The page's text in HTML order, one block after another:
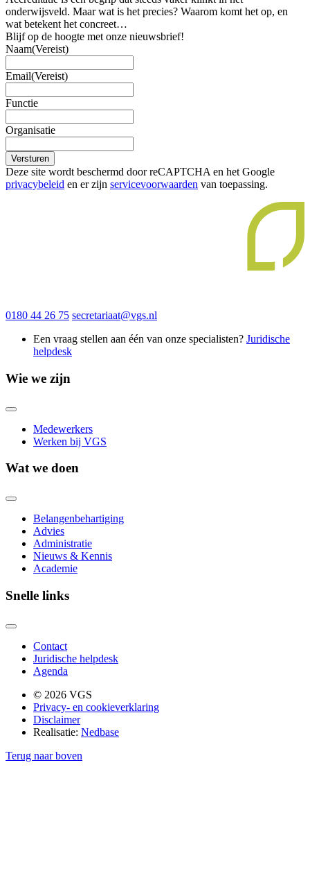
onderwijsveld. Maar wat is het precies? Waarom komt het op, en
wat betekent het concreet…
Blijf op de hoogte met onze nieuwsbrief!
Naam(Vereist)
Email(Vereist)
Functie
Organisatie
Versturen
Deze site wordt beschermd door reCAPTCHA en het Google
privacybeleid en er zijn servicevoorwaarden van toepassing.
0180 44 26 75 secretariaat@vgs.nl
Een vraag stellen aan één van onze specialisten? Juridische
helpdesk
Wie we zijn
Medewerkers
Werken bij VGS
Wat we doen
Belangenbehartiging
Advies
Administratie
Nieuws & Kennis
Academie
Snelle links
Contact
Juridische helpdesk
Agenda
© 2026 VGS
Privacy- en cookieverklaring
Disclaimer
Realisatie: Nedbase
Terug naar boven